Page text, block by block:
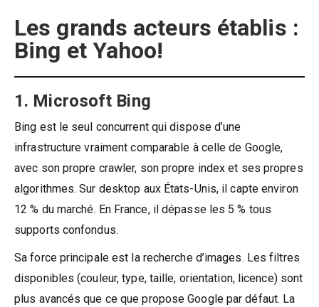
Les grands acteurs établis :
Bing et Yahoo!
1. Microsoft Bing
Bing est le seul concurrent qui dispose d’une
infrastructure vraiment comparable à celle de Google,
avec son propre crawler, son propre index et ses propres
algorithmes. Sur desktop aux États-Unis, il capte environ
12 % du marché. En France, il dépasse les 5 % tous
supports confondus.
Sa force principale est la recherche d’images. Les filtres
disponibles (couleur, type, taille, orientation, licence) sont
plus avancés que ce que propose Google par défaut. La